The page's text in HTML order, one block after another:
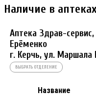
Наличие в аптеках
Аптека Здрав-
Ерёменко
г. Керчь, ул. Маршала
ВЫБРАТЬ ОТДЕЛЕНИЕ
Название